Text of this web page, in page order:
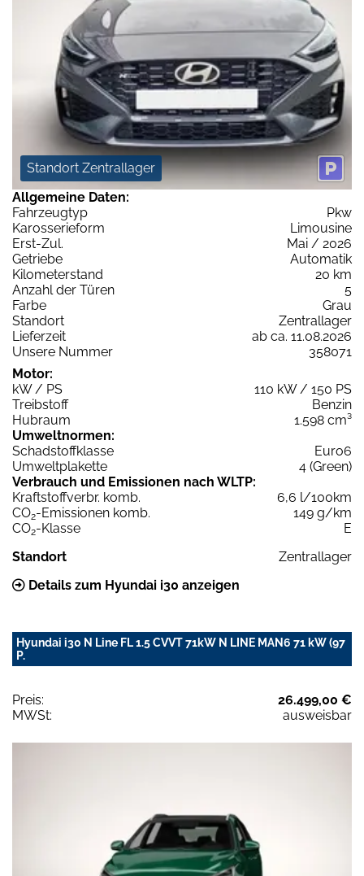
Standort Zentrallager
Allgemeine Daten:
Fahrzeugtyp
Pkw
Karosserieform
Limousine
Erst-Zul.
Mai / 2026
Getriebe
Automatik
Kilometerstand
20 km
Anzahl der Türen
5
Farbe
Grau
Standort
Zentrallager
Lieferzeit
ab ca. 11.08.2026
Unsere Nummer
358071
Motor:
kW / PS
110 kW / 150 PS
Treibstoff
Benzin
Hubraum
1.598 cm³
Umweltnormen:
Schadstoffklasse
Euro6
Umweltplakette
4 (Green)
Verbrauch und Emissionen nach WLTP:
Kraftstoffverbr. komb.
6,6 l/100km
CO2-Emissionen komb.
149 g/km
CO2-Klasse
E
Standort
Zentrallager
Details zum Hyundai i30 anzeigen
Hyundai i30 N Line FL 1.5 CVVT 71kW N LINE MAN6 71 kW (97
P.
Preis:
26.499,00 €
MWSt:
ausweisbar